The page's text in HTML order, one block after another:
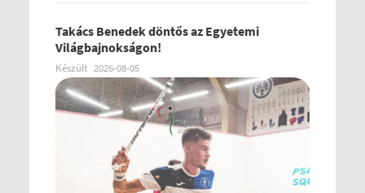
Takács Benedek döntős az Egyetemi
Világbajnokságon!
Készült 2026-08-05